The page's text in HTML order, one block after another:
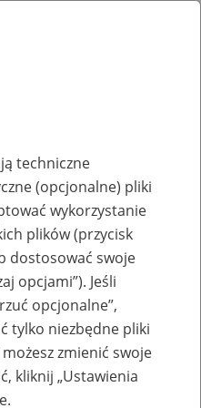
lub
pracy
techniczne
(opcjonalne) pliki
wykorzystanie
plików (przycisk
dostosować swoje
opcjami”). Jeśli
opcjonalne”,
tylko niezbędne pliki
zmienić swoje
kliknij „Ustawienia